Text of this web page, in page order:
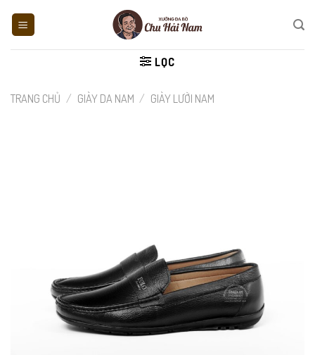
LỌC
TRANG CHỦ / GIÀY DA NAM / GIÀY LƯỜI NAM